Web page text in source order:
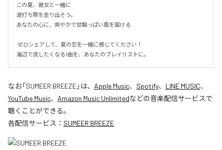
この夏、彼女と一緒に
波打ち際を走り出そう。
あなたの心に、爽やかで甘酸っぱい風を届ける
海辺で流したくなる1曲を、あなたのプレイリストに。
なお「SUMEER BREEZE」は、 Apple Music、 Spotify、 LINE MUSIC、
YouTube Music、 Amazon Music Unlimitedなどの音楽配信サービスで
聴くことができる。
各配信サービス： SUMEER BREEZE